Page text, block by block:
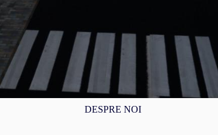
DESPRE NOI